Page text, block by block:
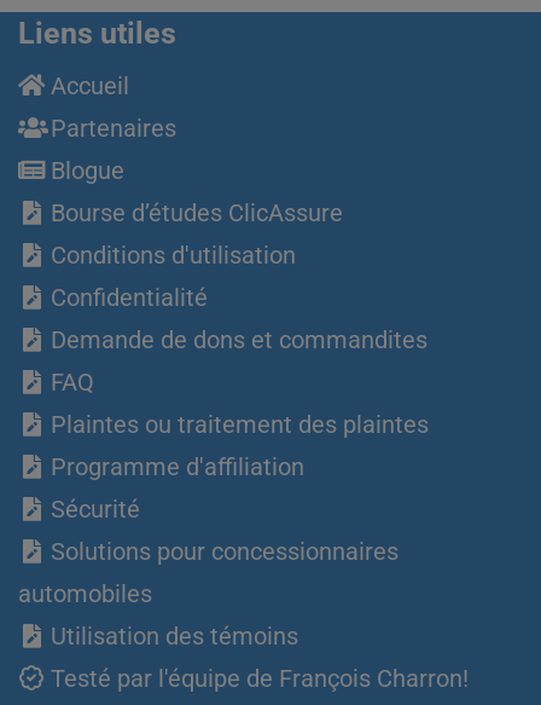
Liens utiles
Accueil
Partenaires
Blogue
Bourse d’études ClicAssure
Conditions d'utilisation
Confidentialité
Demande de dons et commandites
FAQ
Plaintes ou traitement des plaintes
Programme d'affiliation
Sécurité
Solutions pour concessionnaires
automobiles
Utilisation des témoins
Testé par l'équipe de François Charron!